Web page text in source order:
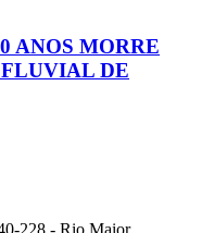
ANOS MORRE
DE
228 - Rio Maior